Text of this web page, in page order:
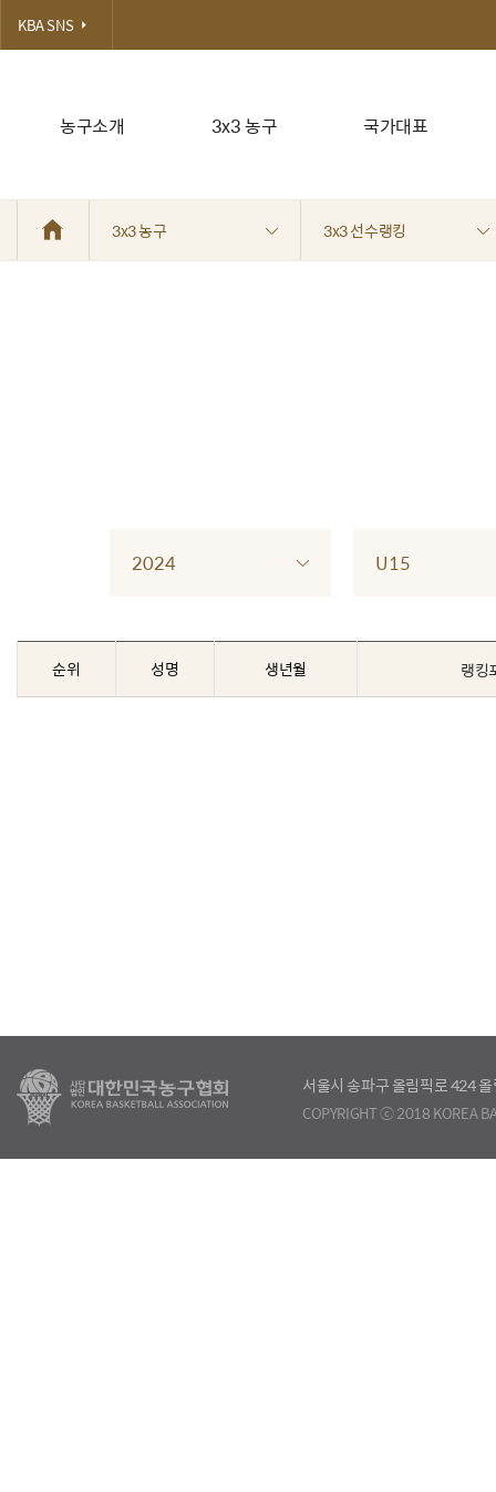
농구소개 3x3 농구 국가대표
KBA SNS
3x3 농구 3x3 선수랭킹
2024 U15
순위 성명 생년월 랭킹
서울시 송파구 올림픽로 424
COPYRIGHT ⓒ 2018 KOREA